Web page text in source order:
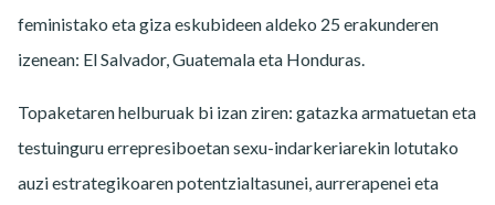
feministako eta giza eskubideen aldeko 25 erakunderen
izenean: El Salvador, Guatemala eta Honduras.
Topaketaren helburuak bi izan ziren: gatazka armatuetan eta
testuinguru errepresiboetan sexu-indarkeriarekin lotutako
auzi estrategikoaren potentzialtasunei, aurrerapenei eta